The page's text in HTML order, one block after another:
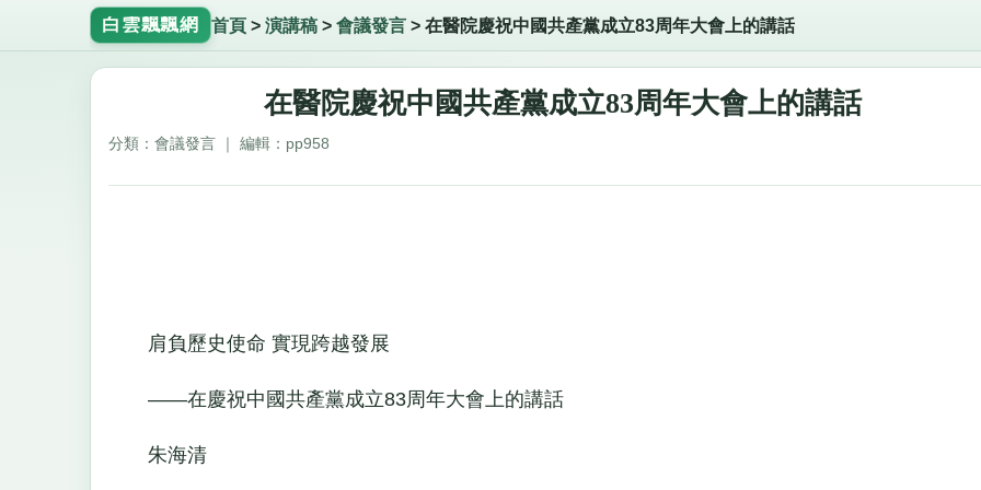
白雲飄飄網 首頁> 演講稿> 會議發言> 在醫院慶祝中國共產黨成立83周年大會上的講話
在醫院慶祝中國共產黨成立83周年大會上的講話
分類：會議發言 ｜ 編輯：pp958
肩負歷史使命 實現跨越發展
——在慶祝中國共產黨成立83周年大會上的講話
朱海清